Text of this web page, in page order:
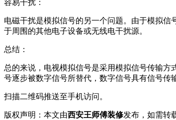
容易干扰：
电磁干扰是模拟信号的另一个问题。由于模拟
于周围的其他电子设备或无线电干扰源。
总结：
总的来说，电视模拟信号是采用模拟信号传输
号逐步被数字信号所替代，数字信号具有信号传
扫描二维码推送至手机访问。
版权声明：本文由西安王师傅装修发布，如需转